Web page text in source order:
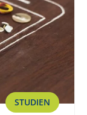
STUDIEN